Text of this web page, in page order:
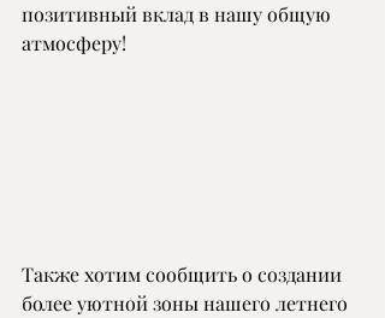
позитивный вклад в нашу общую
атмосферу!
Также хотим сообщить о создании
более уютной зоны нашего летнего